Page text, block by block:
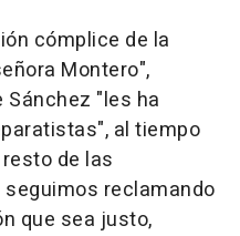
cómplice de la
Montero",
Sánchez "les ha
al tiempo
de las
reclamando
que sea justo,